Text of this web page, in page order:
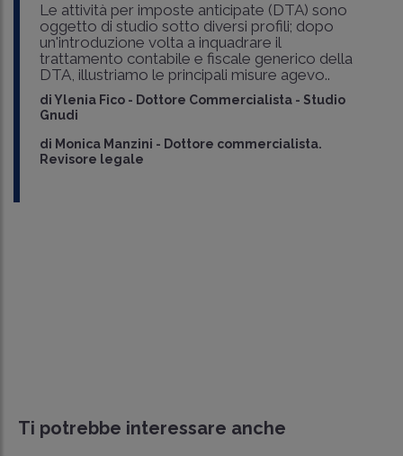
Le attività per imposte anticipate (DTA) sono
oggetto di studio sotto diversi profili; dopo
un'introduzione volta a inquadrare il
trattamento contabile e fiscale generico della
DTA, illustriamo le principali misure agevo..
diYlenia Fico - Dottore Commercialista - Studio
Gnudi
di Monica Manzini - Dottore commercialista.
Revisore legale
Ti potrebbe interessare anche